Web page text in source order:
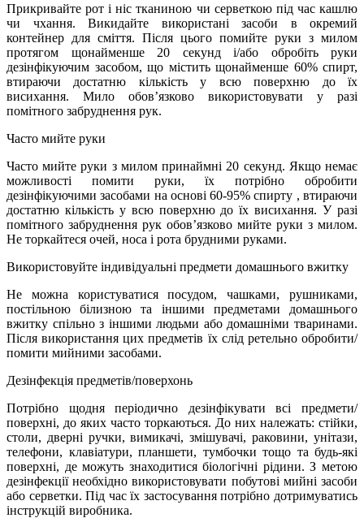
Прикривайте рот і ніс тканиною чи серветкою під час кашлю
чи чхання. Викидайте використані засоби в окремий
контейнер для сміття. Після цього помийте руки з милом
протягом щонайменше 20 секунд і/або обробіть руки
дезінфікуючим засобом, що містить щонайменше 60% спирт,
втираючи достатню кількість у всю поверхню до їх
висихання. Мило обов’язково використовувати у разі
помітного забруднення рук.
Часто мийте руки
Часто мийте руки з милом принаймні 20 секунд. Якщо немає
можливості помити руки, їх потрібно обробити
дезінфікуючими засобами на основі 60-95% спирту , втираючи
достатню кількість у всю поверхню до їх висихання. У разі
помітного забруднення рук обов’язково мийте руки з милом.
Не торкайтеся очей, носа і рота брудними руками.
Використовуйте індивідуальні предмети домашнього вжитку
Не можна користуватися посудом, чашками, рушниками,
постільною білизною та іншими предметами домашнього
вжитку спільно з іншими людьми або домашніми тваринами.
Після використання цих предметів їх слід ретельно обробити/
помити мийними засобами.
Дезінфекція предметів/поверхонь
Потрібно щодня періодично дезінфікувати всі предмети/
поверхні, до яких часто торкаються. До них належать: стійки,
столи, дверні ручки, вимикачі, змішувачі, раковини, унітази,
телефони, клавіатури, планшети, тумбочки тощо та будь-які
поверхні, де можуть знаходитися біологічні рідини. З метою
дезінфекції необхідно використовувати побутові мийні засоби
або серветки. Під час їх застосування потрібно дотримуватись
інструкцій виробника.